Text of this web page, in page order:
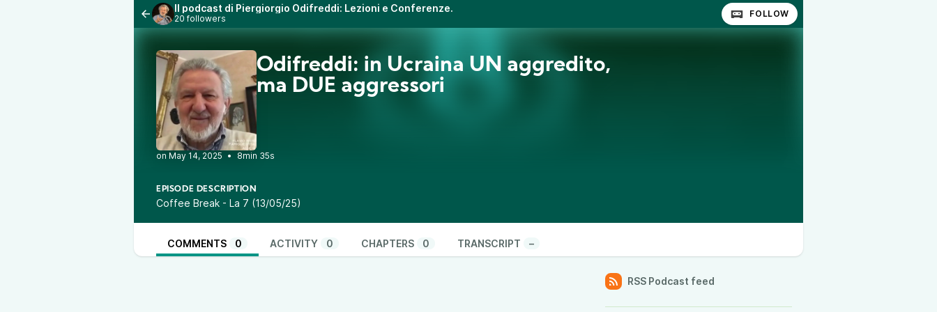
Il podcast di Piergiorgio Odifreddi: Lezioni e Conferenze.
20 followers FOLLOW
Odifreddi: in Ucraina UN aggredito,
ma DUE aggressori
• 8min 35s
EPISODE DESCRIPTION
Coffee Break - La 7 (13/05/25)
COMMENTS 0 ACTIVITY 0 CHAPTERS 0 TRANSCRIPT –
RSS Podcast feed